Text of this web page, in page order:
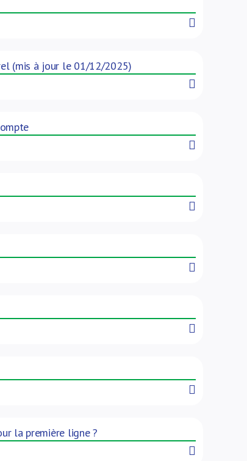
(mis à jour le 01/12/2025)
la première ligne ?